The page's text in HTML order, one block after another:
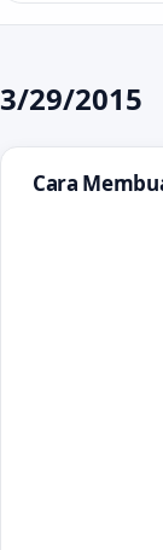
3/29/2015
Cara